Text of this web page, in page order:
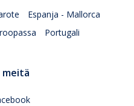
Espanja - Mallorca
Portugali
meitä